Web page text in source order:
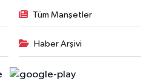
Tüm Manşetler
Haber Arşivi